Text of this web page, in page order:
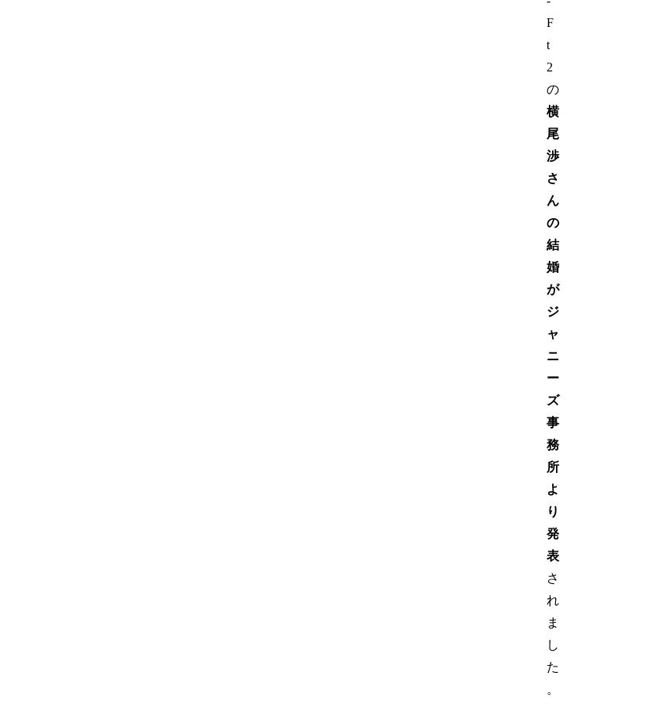
F
t
2
の
横
尾
渉
さ
ん
の
結
婚
が
ジ
ャ
ニ
ー
ズ
事
務
所
よ
り
発
表
さ
れ
ま
し
た
。